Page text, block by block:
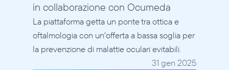
in collaborazione con Ocumeda
La piattaforma getta un ponte tra ottica e
oftalmologia con un'offerta a bassa soglia per
la prevenzione di malattie oculari evitabili.
31 gen 2025